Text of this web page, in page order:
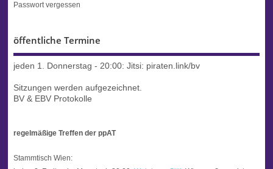
Passwort vergessen
öffentliche Termine
jeden 1. Donnerstag - 20:00: Jitsi: piraten.link/bv
Sitzungen werden aufgezeichnet.
BV & EBV Protokolle
regelmäßige Treffen der ppAT
Stammtisch Wien: